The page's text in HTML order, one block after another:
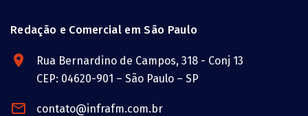
Redação e Comercial em São Paulo
Rua Bernardino de Campos, 318 - Conj 13
CEP: 04620-901 – São Paulo – SP
contato@infrafm.com.br